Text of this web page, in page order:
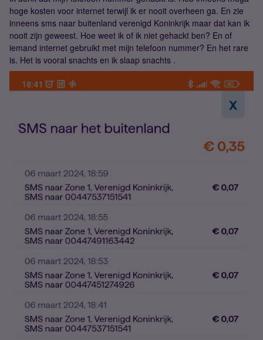
hoge kosten voor internet terwijl ik er nooit overheen ga. En zie
inneens sms naar buitenland verenigd Koninkrijk maar dat kan ik
nooit zijn geweest. Hoe weet ik of ik niet gehackt ben? En of
iemand internet gebruikt met mijn telefoon nummer? En het rare
is. Het is vooral snachts en ik slaap snachts .